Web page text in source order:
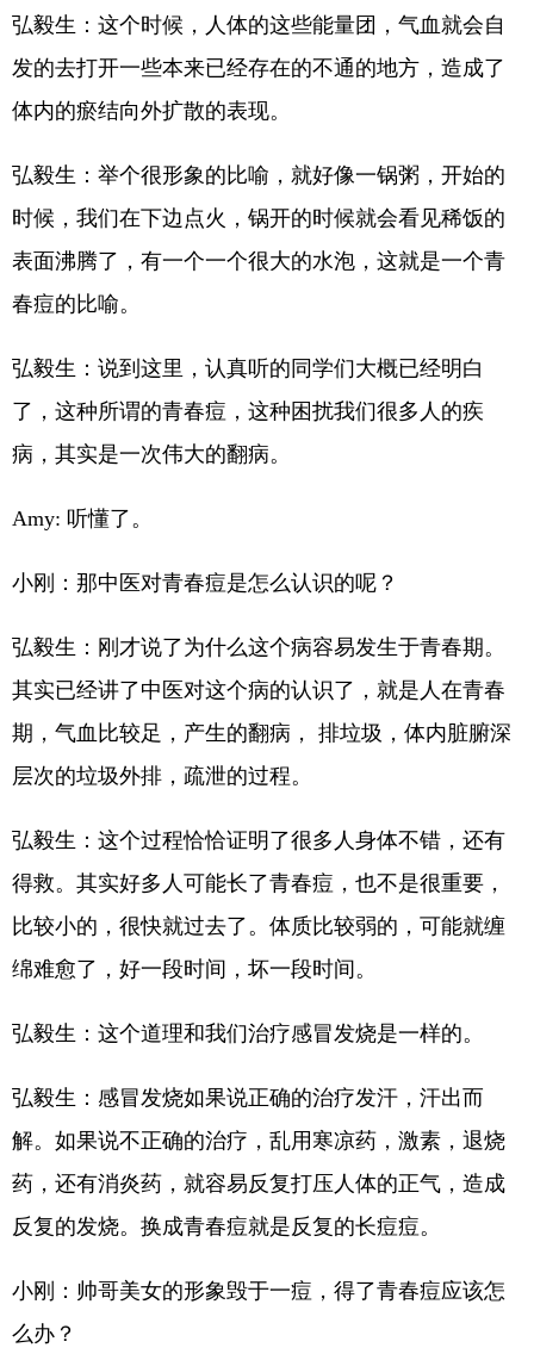
弘毅生：这个时候，人体的这些能量团，气血就会自
发的去打开一些本来已经存在的不通的地方，造成了
体内的瘀结向外扩散的表现。
弘毅生：举个很形象的比喻，就好像一锅粥，开始的
时候，我们在下边点火，锅开的时候就会看见稀饭的
表面沸腾了，有一个一个很大的水泡，这就是一个青
春痘的比喻。
弘毅生：说到这里，认真听的同学们大概已经明白
了，这种所谓的青春痘，这种困扰我们很多人的疾
病，其实是一次伟大的翻病。
Amy: 听懂了。
小刚：那中医对青春痘是怎么认识的呢？
弘毅生：刚才说了为什么这个病容易发生于青春期。
其实已经讲了中医对这个病的认识了，就是人在青春
期，气血比较足，产生的翻病， 排垃圾，体内脏腑深
层次的垃圾外排，疏泄的过程。
弘毅生：这个过程恰恰证明了很多人身体不错，还有
得救。其实好多人可能长了青春痘，也不是很重要，
比较小的，很快就过去了。体质比较弱的，可能就缠
绵难愈了，好一段时间，坏一段时间。
弘毅生：这个道理和我们治疗感冒发烧是一样的。
弘毅生：感冒发烧如果说正确的治疗发汗，汗出而
解。如果说不正确的治疗，乱用寒凉药，激素，退烧
药，还有消炎药，就容易反复打压人体的正气，造成
反复的发烧。换成青春痘就是反复的长痘痘。
小刚：帅哥美女的形象毁于一痘，得了青春痘应该怎
么办？